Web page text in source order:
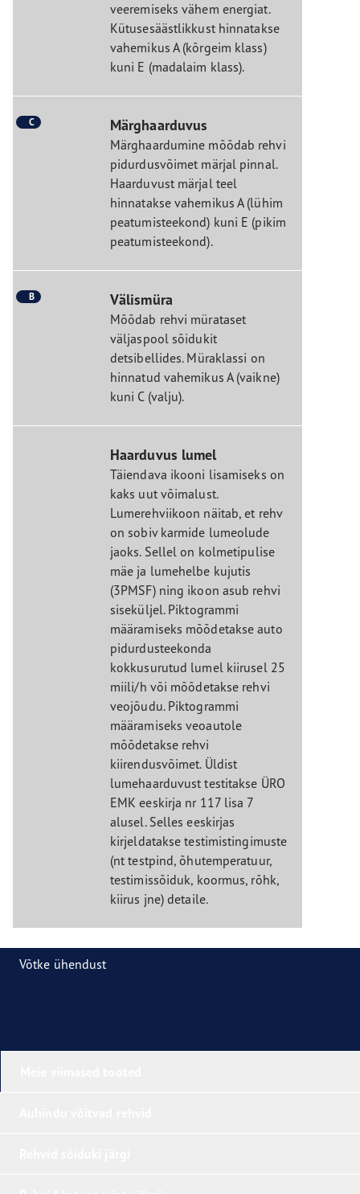
veeremiseks vähem energiat.
Kütusesäästlikkust hinnatakse
vahemikus A (kõrgeim klass)
kuni E (madalaim klass).
C Märghaarduvus
Märghaardumine mõõdab rehvi
pidurdusvõimet märjal pinnal.
Haarduvust märjal teel
hinnatakse vahemikus A (lühim
peatumisteekond) kuni E (pikim
peatumisteekond).
B Välismüra
Mõõdab rehvi mürataset
väljaspool sõidukit
detsibellides. Müraklassi on
hinnatud vahemikus A (vaikne)
kuni C (valju).
Haarduvus lumel
Täiendava ikooni lisamiseks on
kaks uut võimalust.
Lumerehviikoon näitab, et rehv
on sobiv karmide lumeolude
jaoks. Sellel on kolmetipulise
mäe ja lumehelbe kujutis
(3PMSF) ning ikoon asub rehvi
siseküljel. Piktogrammi
määramiseks mõõdetakse auto
pidurdusteekonda
kokkusurutud lumel kiirusel 25
miili/h või mõõdetakse rehvi
veojõudu. Piktogrammi
määramiseks veoautole
mõõdetakse rehvi
kiirendusvõimet. Üldist
lumehaarduvust testitakse ÜRO
EMK eeskirja nr 117 lisa 7
alusel. Selles eeskirjas
kirjeldatakse testimistingimuste
(nt testpind, õhutemperatuur,
testimissõiduk, koormus, rõhk,
kiirus jne) detaile.
Võtke ühendust